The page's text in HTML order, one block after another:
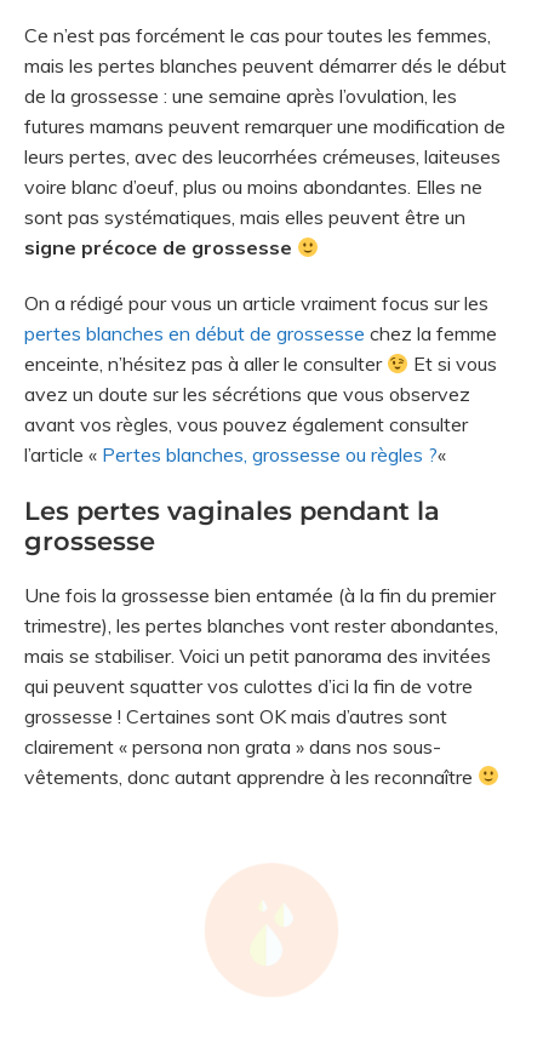
Ce n’est pas forcément le cas pour toutes les femmes,
mais les pertes blanches peuvent démarrer dés le début
de la grossesse : une semaine après l’ovulation, les
futures mamans peuvent remarquer une modification de
leurs pertes, avec des leucorrhées crémeuses, laiteuses
voire blanc d’oeuf, plus ou moins abondantes. Elles ne
sont pas systématiques, mais elles peuvent être un
signe précoce de grossesse
On a rédigé pour vous un article vraiment focus sur les
pertes blanches en début de grossesse chez la femme
enceinte, n’hésitez pas à aller le consulter
Et si vous
avez un doute sur les sécrétions que vous observez
avant vos règles, vous pouvez également consulter
l’article « Pertes blanches, grossesse ou règles ?«
Les pertes vaginales pendant la
grossesse
Une fois la grossesse bien entamée (à la fin du premier
trimestre), les pertes blanches vont rester abondantes,
mais se stabiliser. Voici un petit panorama des invitées
qui peuvent squatter vos culottes d’ici la fin de votre
grossesse ! Certaines sont OK mais d’autres sont
clairement « persona non grata » dans nos sous-
vêtements, donc autant apprendre à les reconnaître